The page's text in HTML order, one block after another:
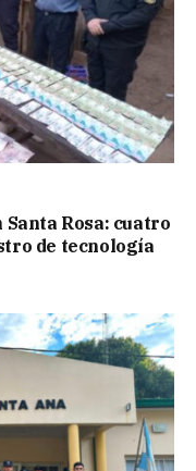
Rosa: cuatro
de tecnología